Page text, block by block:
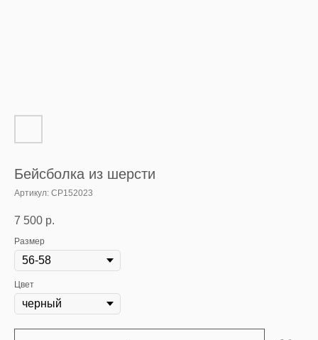
Бейсболка из шерсти
Артикул: CP152023
7 500 р.
Размер
Цвет